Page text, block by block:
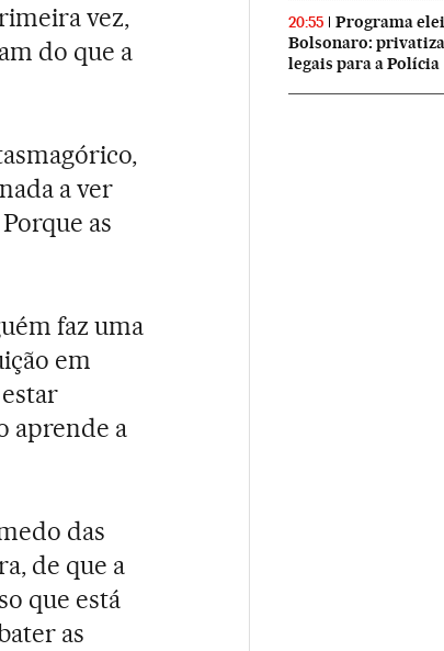
vez,
do que a
a ver
as
faz uma
em
aprende a
das
de que a
que está
as
20:55
Programa
Bolsonaro:
legais para a Polícia